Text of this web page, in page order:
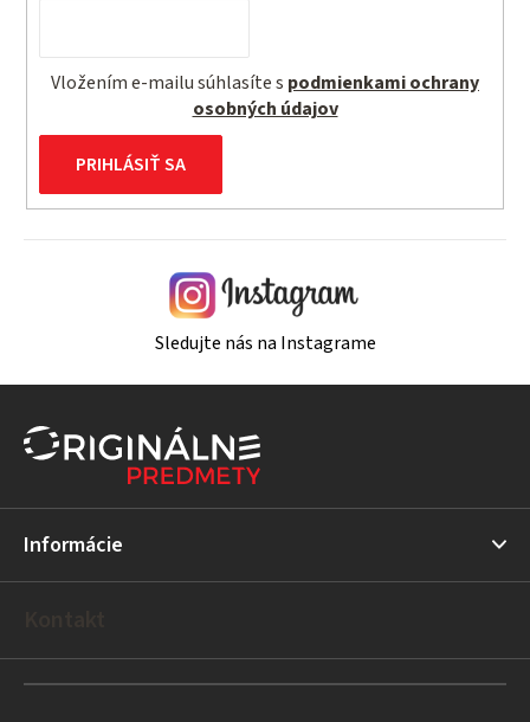
Vložením e-mailu súhlasíte s podmienkami ochrany
osobných údajov
PRIHLÁSIŤ SA
Sledujte nás na Instagrame
ä
i
Informácie